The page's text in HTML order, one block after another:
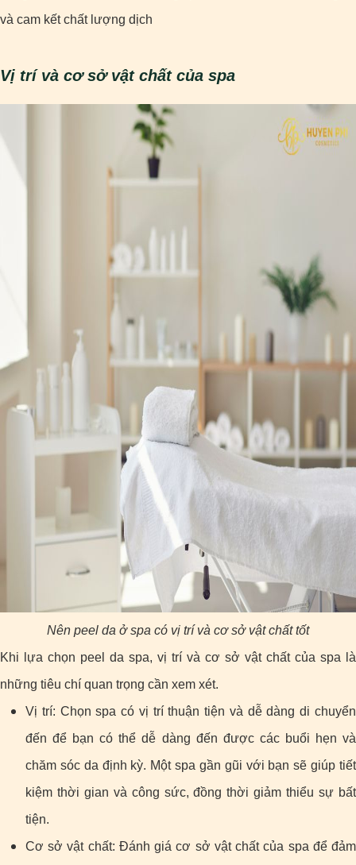
và cam kết chất lượng dịch
Vị trí và cơ sở vật chất của spa
Nên peel da ở spa có vị trí và cơ sở vật chất tốt
Khi lựa chọn peel da spa, vị trí và cơ sở vật chất của spa là
những tiêu chí quan trọng cần xem xét.
Vị trí: Chọn spa có vị trí thuận tiện và dễ dàng di chuyển
đến để bạn có thể dễ dàng đến được các buổi hẹn và
chăm sóc da định kỳ. Một spa gần gũi với bạn sẽ giúp tiết
kiệm thời gian và công sức, đồng thời giảm thiểu sự bất
tiện.
Cơ sở vật chất: Đánh giá cơ sở vật chất của spa để đảm